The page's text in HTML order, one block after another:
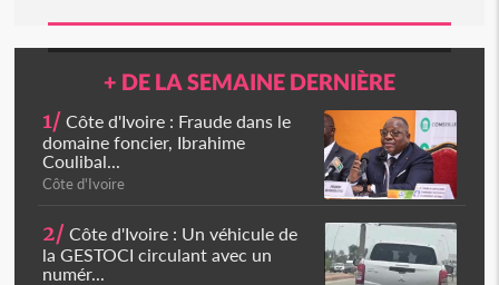
+ DE LA SEMAINE DERNIÈRE
1/ Côte d'Ivoire : Fraude dans le
domaine foncier, Ibrahime
Coulibal...
Côte d'Ivoire
2/ Côte d'Ivoire : Un véhicule de
la GESTOCI circulant avec un
numér...